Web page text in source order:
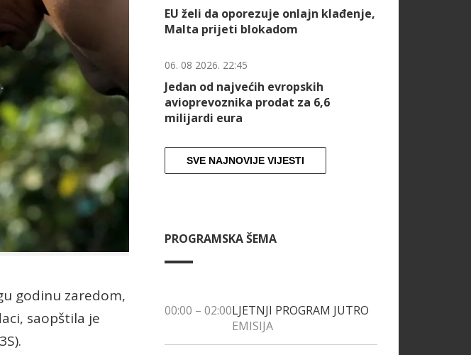
godinu zaredom,
saopštila je
EU želi da oporezuje onlajn klađenje,
Malta prijeti blokadom
06. 08 2026. 22:45
Jedan od najvećih evropskih
avioprevoznika prodat za 6,6
milijardi eura
SVE NAJNOVIJE VIJESTI
PROGRAMSKA ŠEMA
00:00 – 02:00LJETNJI PROGRAM JUTRO
EMISIJA